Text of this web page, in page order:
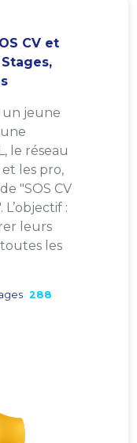
CV et
un jeune
le réseau
les pro,
"SOS CV
:
leurs
les
288